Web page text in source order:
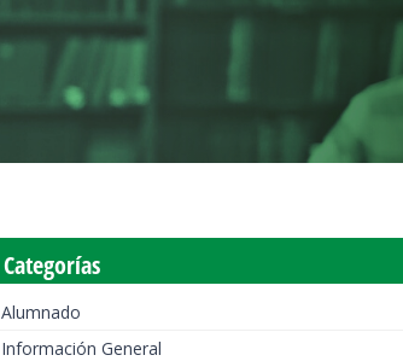
Categorías
Alumnado
Información General